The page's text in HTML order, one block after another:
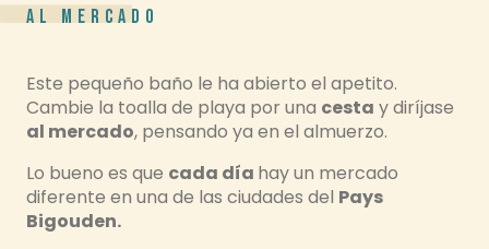
AL MERCADO
Este pequeño baño le ha abierto el apetito.
Cambie la toalla de playa por una cesta y diríjase
al mercado, pensando ya en el almuerzo.
Lo bueno es que cada día hay un mercado
diferente en una de las ciudades del Pays
Bigouden.